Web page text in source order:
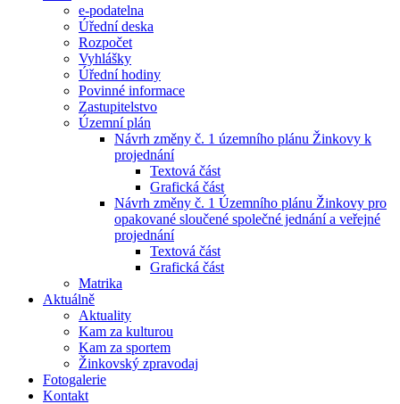
e-podatelna
Úřední deska
Rozpočet
Vyhlášky
Úřední hodiny
Povinné informace
Zastupitelstvo
Územní plán
Návrh změny č. 1 územního plánu Žinkovy k
projednání
Textová část
Grafická část
Návrh změny č. 1 Územního plánu Žinkovy pro
opakované sloučené společné jednání a veřejné
projednání
Textová část
Grafická část
Matrika
Aktuálně
Aktuality
Kam za kulturou
Kam za sportem
Žinkovský zpravodaj
Fotogalerie
Kontakt